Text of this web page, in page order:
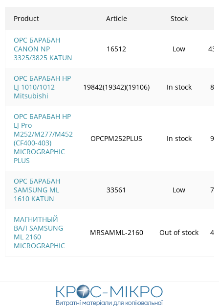
Product
OPC БАРАБАН
CANON NP
3325/3825 KATUN
OPC БАРАБАН HP
LJ 1010/1012
Mitsubishi
OPC БАРАБАН HP
LJ Pro
M252/M277/M452
(CF400-403)
MICROGRAPHIC
PLUS
OPC БАРАБАН
SAMSUNG ML
1610 KATUN
МАГНИТНЫЙ
ВАЛ SAMSUNG
ML 2160
MICROGRAPHIC
Article Stock
16512 Low
19842(19342)(19106) In stock
OPCPM252PLUS In stock
33561 Low
MRSAMML-2160 Out of stock